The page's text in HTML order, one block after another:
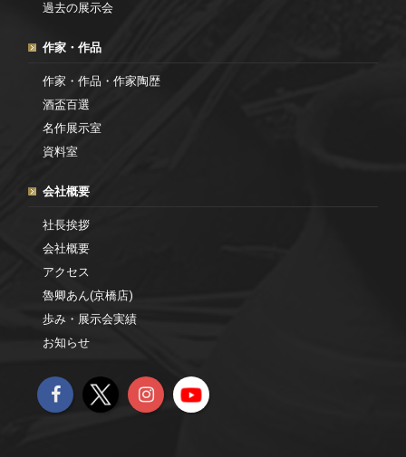
過去の展示会
作家・作品
作家・作品・作家陶歴
酒盃百選
名作展示室
資料室
会社概要
社長挨拶
会社概要
アクセス
魯卿あん(京橋店)
歩み・展示会実績
お知らせ